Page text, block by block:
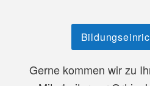
Gerne kommen wir zu